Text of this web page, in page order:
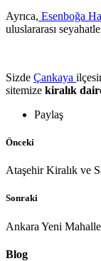
Ayrıca, Esenboğa
uluslararası
Sizde Çankaya
sitemize kiralık
Paylaş
Önceki
Ataşehir Kiralık ve
Sonraki
Ankara Yeni
Blog